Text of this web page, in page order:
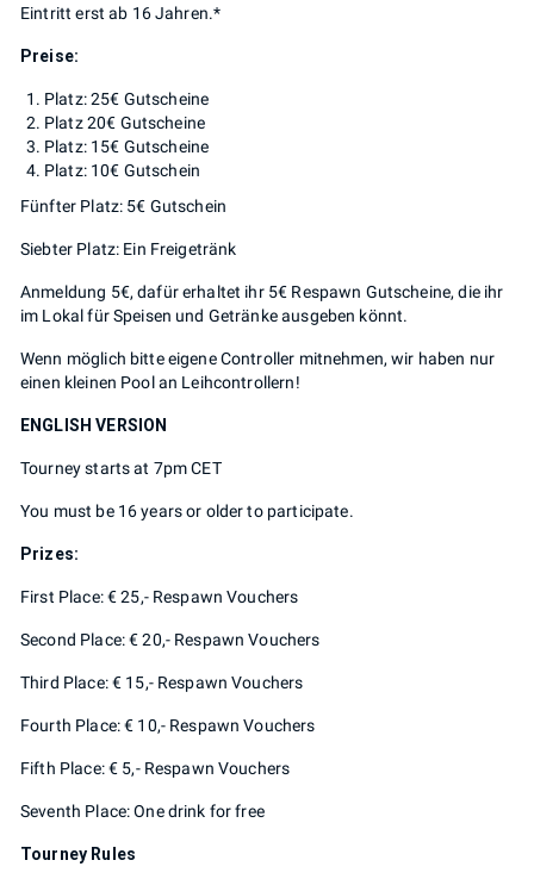
Eintritt erst ab 16 Jahren.*
Preise:
Platz: 25€ Gutscheine
Platz 20€ Gutscheine
Platz: 15€ Gutscheine
Platz: 10€ Gutschein
Fünfter Platz: 5€ Gutschein
Siebter Platz: Ein Freigetränk
Anmeldung 5€, dafür erhaltet ihr 5€ Respawn Gutscheine, die ihr
im Lokal für Speisen und Getränke ausgeben könnt.
Wenn möglich bitte eigene Controller mitnehmen, wir haben nur
einen kleinen Pool an Leihcontrollern!
ENGLISH VERSION
Tourney starts at 7pm CET
You must be 16 years or older to participate.
Prizes:
First Place: € 25,- Respawn Vouchers
Second Place: € 20,- Respawn Vouchers
Third Place: € 15,- Respawn Vouchers
Fourth Place: € 10,- Respawn Vouchers
Fifth Place: € 5,- Respawn Vouchers
Seventh Place: One drink for free
Tourney Rules